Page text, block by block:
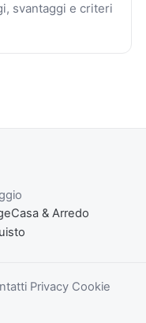
svantaggi e criteri
Casa & Arredo
Privacy Cookie